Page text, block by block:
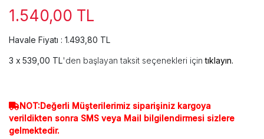
1.540,00 TL
Havale Fiyatı : 1.493,80 TL
539,00 TL'den başlayan taksit seçenekleri içintıklayın.
NOT:Değerli Müşterilerimiz siparişiniz kargoya
verildikten sonra SMS veya Mail bilgilendirmesi sizlere
gelmektedir.